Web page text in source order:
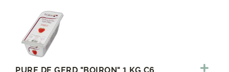
PURE DE GERD "BOIRON" 1 KG.C6